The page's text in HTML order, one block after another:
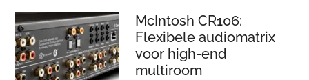
Adaptive
noise
cancelling
–
4
McIntosh CR106:
Flexibele audiomatrix
voor high-end
multiroom